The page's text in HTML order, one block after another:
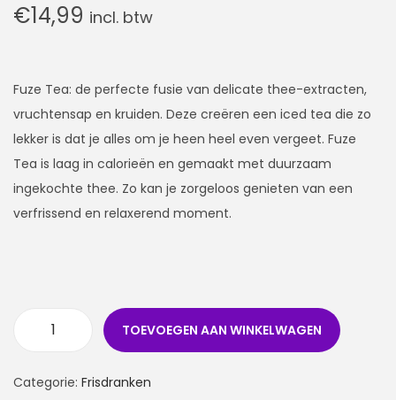
€14,99 incl. btw
Fuze Tea: de perfecte fusie van delicate thee-extracten,
vruchtensap en kruiden. Deze creëren een iced tea die zo
lekker is dat je alles om je heen heel even vergeet. Fuze
Tea is laag in calorieën en gemaakt met duurzaam
ingekochte thee. Zo kan je zorgeloos genieten van een
verfrissend en relaxerend moment.
TOEVOEGEN AAN WINKELWAGEN
Categorie: Frisdranken